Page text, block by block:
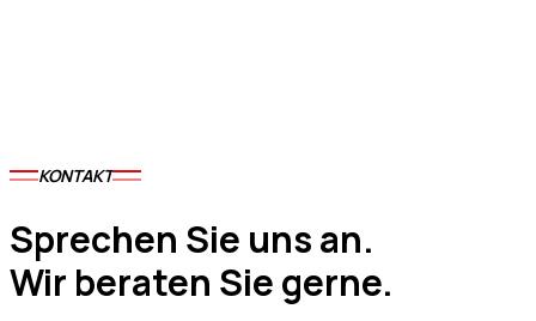
KONTAKT
Sprechen Sie uns an.
Wir beraten Sie gerne.